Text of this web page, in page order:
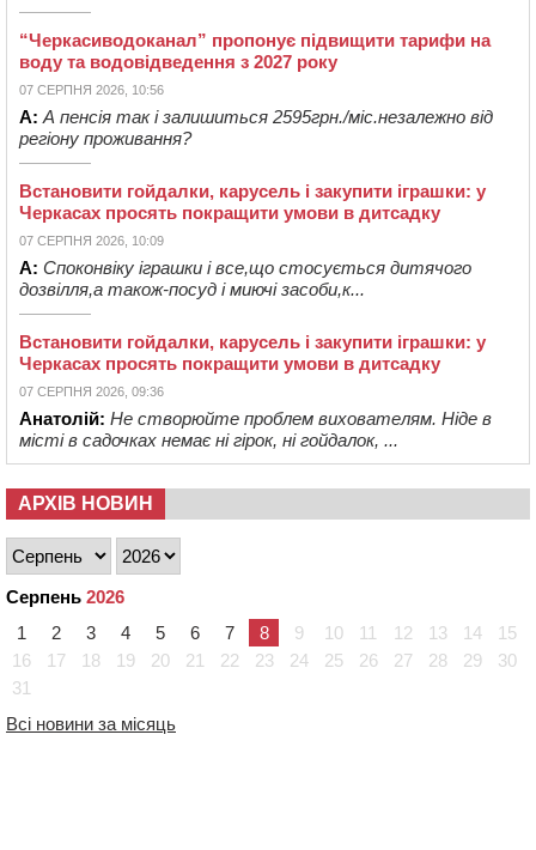
“Черкасиводоканал” пропонує підвищити тарифи на
воду та водовідведення з 2027 року
07 СЕРПНЯ 2026, 10:56
А: А пенсія так і залишиться 2595грн./міс.незалежно від
регіону проживання?
Встановити гойдалки, карусель і закупити іграшки: у
Черкасах просять покращити умови в дитсадку
07 СЕРПНЯ 2026, 10:09
А: Споконвіку іграшки і все,що стосується дитячого
дозвілля,а також-посуд і миючі засоби,к...
Встановити гойдалки, карусель і закупити іграшки: у
Черкасах просять покращити умови в дитсадку
07 СЕРПНЯ 2026, 09:36
Анатолій: Не створюйте проблем вихователям. Ніде в
місті в садочках немає ні гірок, ні гойдалок, ...
АРХІВ НОВИН
Серпень 2026
1
2 3 4 5 6 7 8 9 10 11 12 13 14
15
16
17 18 19 20 21 22 23 24 25 26 27 28 29
30
31
Всі новини за місяць